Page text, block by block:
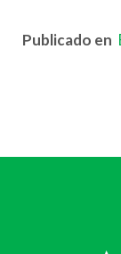
Publicado en